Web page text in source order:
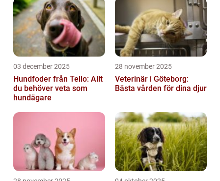
03 december 2025
Hundfoder från Tello: Allt
du behöver veta som
hundägare
28 november 2025
Veterinär i Göteborg:
Bästa vården för dina djur